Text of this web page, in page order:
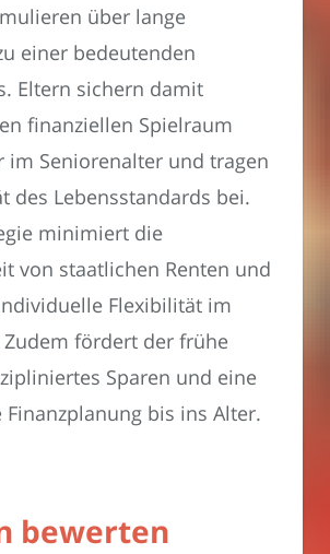
über lange
einer bedeutenden
Eltern sichern damit
finanziellen Spielraum
im Seniorenalter und tragen
des Lebensstandards bei.
minimiert die
von staatlichen Renten und
Flexibilität im
Zudem fördert der frühe
Sparen und eine
Finanzplanung bis ins Alter.
bewerten